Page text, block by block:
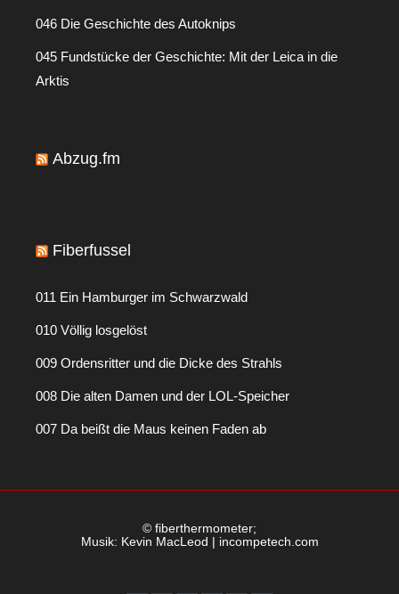
046 Die Geschichte des Autoknips
045 Fundstücke der Geschichte: Mit der Leica in die
Arktis
Abzug.fm
Fiberfussel
011 Ein Hamburger im Schwarzwald
010 Völlig losgelöst
009 Ordensritter und die Dicke des Strahls
008 Die alten Damen und der LOL-Speicher
007 Da beißt die Maus keinen Faden ab
© fiberthermometer;
Musik: Kevin MacLeod | incompetech.com